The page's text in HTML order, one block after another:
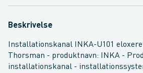
Beskrivelse
Installationskanal INKA-U101
Thorsman - produktnavn: INKA -
installationskanal -